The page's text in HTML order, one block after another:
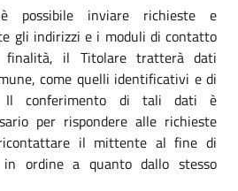
possibile inviare richieste e
gli indirizzi e i moduli di contatto
il Titolare tratterà dati
come quelli identificativi e di
Il conferimento di tali dati è
per rispondere alle richieste
il mittente al fine di
in ordine a quanto dallo stesso